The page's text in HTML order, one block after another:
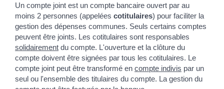
Un compte joint est un compte bancaire ouvert par au
moins 2 personnes (appelées cotitulaires) pour faciliter la
gestion des dépenses communes. Seuls certains comptes
peuvent être joints. Les cotitulaires sont responsables
solidairement du compte. L'ouverture et la clôture du
compte doivent être signées par tous les cotitulaires. Le
compte joint peut être transformé en compte indivis par un
seul ou l'ensemble des titulaires du compte. La gestion du